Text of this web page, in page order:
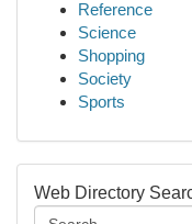
Reference
Science
Shopping
Society
Sports
Web Directory